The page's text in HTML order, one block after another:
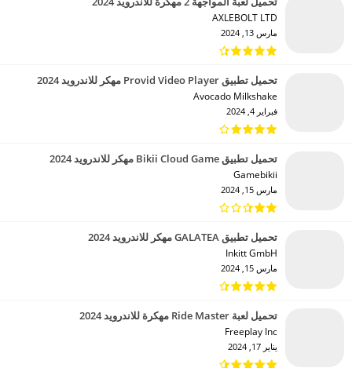
AXLEBOLT LTD‏
مارس 13, 2024
تحميل تطبيق Provid Video Player مهكر للاندرويد 2024
Avocado Milkshake‏
فبراير 4, 2024
تحميل تطبيق Bikii Cloud Game مهكر للاندرويد 2024
Gamebikii‏
مارس 15, 2024
تحميل تطبيق GALATEA مهكر للاندرويد 2024
Inkitt GmbH‏
مارس 15, 2024
تحميل لعبة Ride Master مهكرة للاندرويد 2024
Freeplay Inc‏
يناير 17, 2024